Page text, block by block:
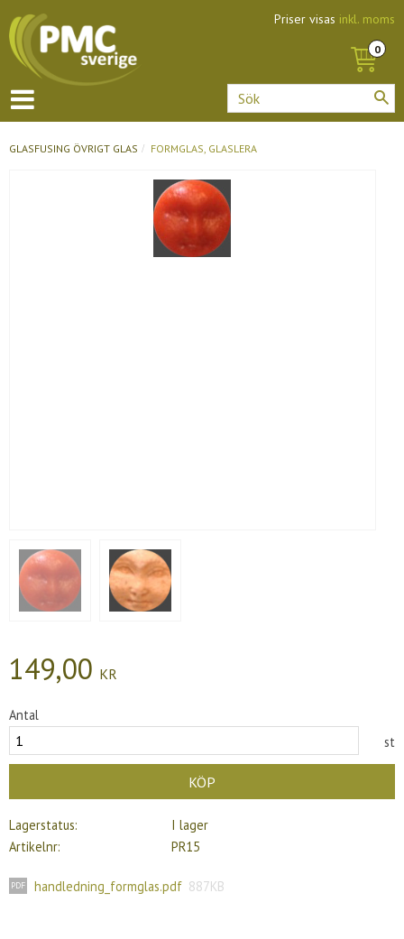
Priser visas inkl. moms
GLASFUSING ÖVRIGT GLAS FORMGLAS, GLASLERA
149,00 KR
Antal
st
KÖP
Lagerstatus
I lager
Artikelnr
PR15
handledning_formglas.pdf 887KB